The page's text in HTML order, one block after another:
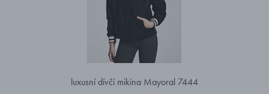
luxusní dívčí mikina Mayoral 7444